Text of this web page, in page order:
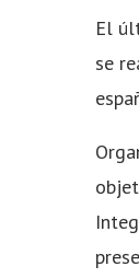
El
se